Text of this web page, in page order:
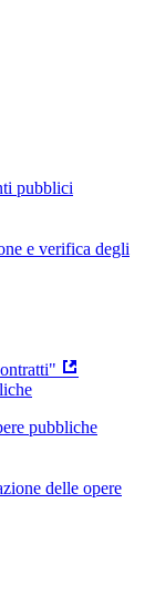
pubblici
e verifica degli
pubbliche
delle opere